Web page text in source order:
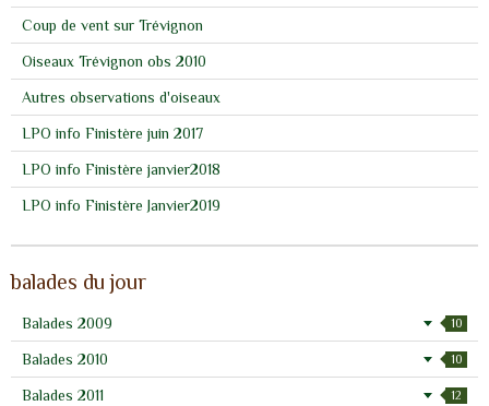
Coup de vent sur Trévignon
Oiseaux Trévignon obs 2010
Autres observations d'oiseaux
LPO info Finistère juin 2017
LPO info Finistère janvier2018
LPO info Finistère Janvier2019
balades du jour
Balades 2009 10
Balades 2010 10
Balades 2011 12